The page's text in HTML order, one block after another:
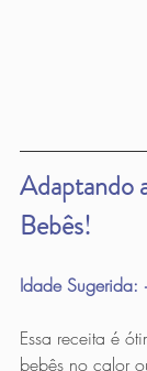
Adaptando
Bebês!
Idade Sugerida:
Essa receita é
bebês no calor